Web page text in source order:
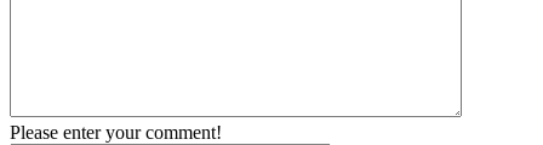
Please enter your comment!